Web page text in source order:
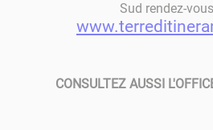
Sud rendez-
CONSULTEZ AUSSI